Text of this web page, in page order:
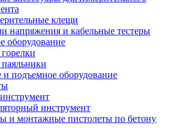
клещи
напряжения и кабельные тестеры
оборудование
и подъемное оборудование
инструмент
и монтажные пистолеты по бетону